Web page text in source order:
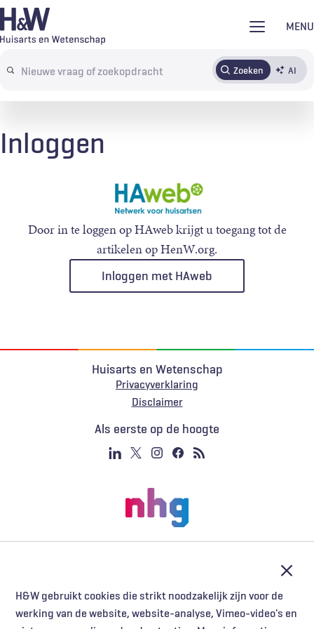
Overslaan
en
de
H&W gebruikt cookies die strikt noodzakelijk zijn voor de
werking van de website, website-analyse, Vimeo-video's en
MENU
Search
terms
Zoeken AI
AbonnerenTijdschrift Inloggen
Inloggen
Door in te loggen op HAweb krijgt u toegang tot de
artikelen op HenW.org.
Huisarts en Wetenschap
Privacyverklaring
Voet
Disclaimer
Als eerste op de hoogte